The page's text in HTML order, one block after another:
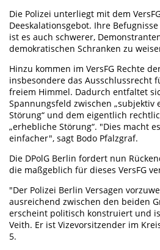
Die Polizei unterliegt mit dem
Deeskalationsgebot. Ihre
ist es auch schwerer,
demokratischen Schranken zu
Hinzu kommen im VersFG Rechte
insbesondere das Ausschlussrecht
freiem Himmel. Dadurch entfaltet
Spannungsfeld zwischen
Störung“ und dem eigentlich
„erhebliche Störung“. "Dies macht
einfacher", sagt Bodo Pfalzgraf.
Die DPolG Berlin fordert nun
die maßgeblich für dieses VersFG
"Der Polizei Berlin Versagen
ausreichend zwischen den beiden
erscheint politisch konstruiert und
Veith. Er ist Vizevorsitzender im
5.